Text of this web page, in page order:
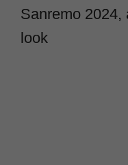
Sanremo 2024,
look